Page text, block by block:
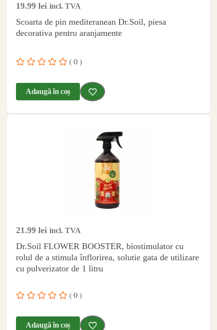
19.99 lei incl. TVA
Scoarta de pin mediteranean Dr.Soil, piesa
decorativa pentru aranjamente
( 0 )
Adaugă în coș
21.99 lei incl. TVA
Dr.Soil FLOWER BOOSTER, biostimulator cu
rolul de a stimula înflorirea, solutie gata de utilizare
cu pulverizator de 1 litru
( 0 )
Adaugă în coș